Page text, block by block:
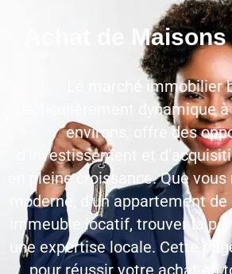
Achat de
marché immobilier
particulièrement dynamique
environs, offre des
d’investissement et
en pleine croissance. Que
moderne, d’unappartement de
immeuble locatif, trouver la
une expertise locale. Cette
pour réussir votre achat en